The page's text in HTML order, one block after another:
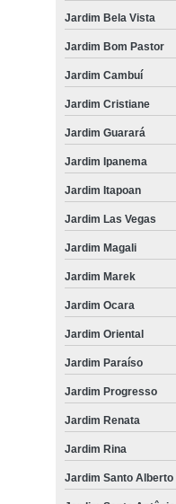
Jardim Bela Vista
Jardim Bom Pastor
Jardim Cambuí
Jardim Cristiane
Jardim Guarará
Jardim Ipanema
Jardim Itapoan
Jardim Las Vegas
Jardim Magali
Jardim Marek
Jardim Ocara
Jardim Oriental
Jardim Paraíso
Jardim Progresso
Jardim Renata
Jardim Rina
Jardim Santo Alberto